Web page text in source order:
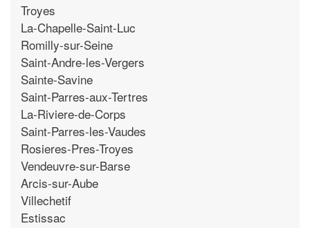
Troyes
La-Chapelle-Saint-Luc
Romilly-sur-Seine
Saint-Andre-les-Vergers
Sainte-Savine
Saint-Parres-aux-Tertres
La-Riviere-de-Corps
Saint-Parres-les-Vaudes
Rosieres-Pres-Troyes
Vendeuvre-sur-Barse
Arcis-sur-Aube
Villechetif
Estissac